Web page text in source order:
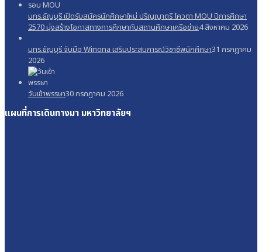
มทร.ธัญบุรี เปิดรับสมัครนักศึกษาใหม่ ปริญญาตรี โควตา MOU ปีการศึกษา
2570 มุ่งสร้างโอกาสทางการศึกษากับสถานศึกษาเครือข่าย4 สิงหาคม 2026
มทร.ธัญบุรี จับมือ Winona เสริมประสบการณ์วิชาชีพนักศึกษา31 กรกฎาคม
2026
วันเข้าพรรษา30 กรกฎาคม 2026
แผนที่การเดินทางมา มหาวิทยาลัยฯ